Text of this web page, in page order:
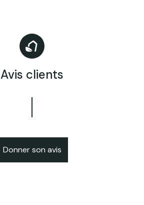
Avis clients
Donner son avis